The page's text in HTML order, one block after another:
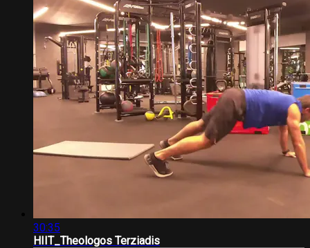
30:35
HIIT_Theologos Terziadis